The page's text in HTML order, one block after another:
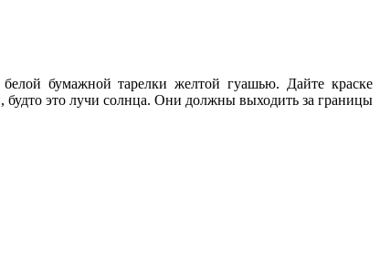
бумажной тарелки желтой гуашью. Дайте краске
будто это лучи солнца. Они должны выходить за границы